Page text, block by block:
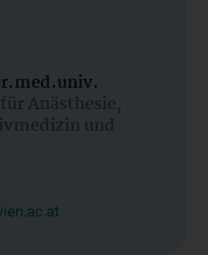
Anästhesie,
und